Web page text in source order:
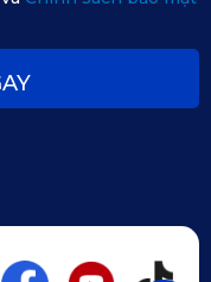
da PU bền đẹp
ô tô 360
KATA uy tín